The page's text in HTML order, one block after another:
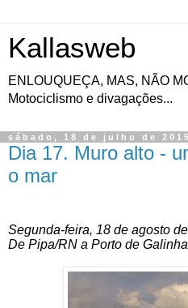
Kallasweb
ENLOUQUEÇA, MAS, NÃO
Motociclismo e divagações...
sábado, 18 de julho de 2015
Dia 17. Muro alto -
o mar
Segunda-feira, 18 de agosto
De Pipa/RN a Porto de